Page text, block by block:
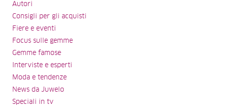
Autori
Consigli per gli acquisti
Fiere e eventi
Focus sulle gemme
Gemme famose
Interviste e esperti
Moda e tendenze
News da Juwelo
Speciali in tv